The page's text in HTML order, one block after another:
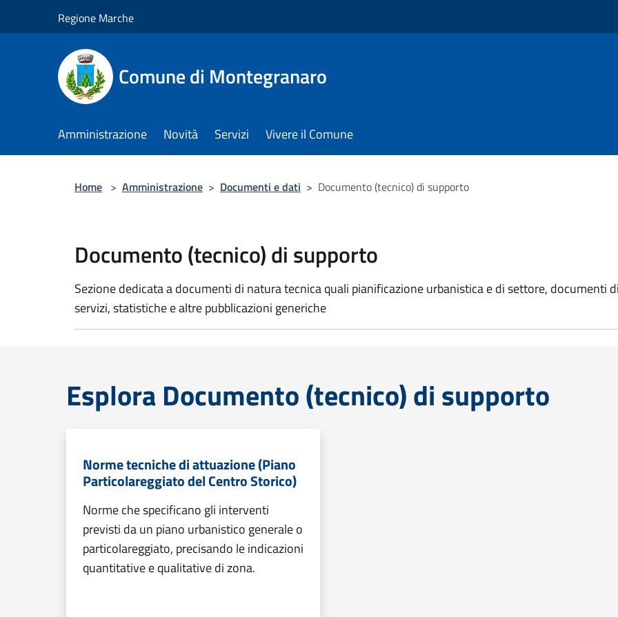
Regione Marche
Comune di Montegranaro
Amministrazione Novità Servizi Vivere il Comune
Home > Amministrazione > Documenti e dati > Documento (tecnico) di supporto
Documento (tecnico) di supporto
Sezione dedicata a documenti di natura tecnica quali pianificazione urbanistica e di settore, documenti
servizi, statistiche e altre pubblicazioni generiche
Esplora Documento (tecnico) di supporto
Norme tecniche di attuazione (Piano
Particolareggiato del Centro Storico)
Norme che specificano gli interventi
previsti da un piano urbanistico generale o
particolareggiato, precisando le indicazioni
quantitative e qualitative di zona.